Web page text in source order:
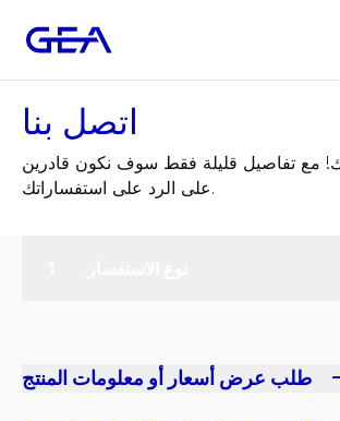
اتصل بنا
مع تفاصيل قليلة فقط سوف نكون قادرين
على الرد على استفساراتك.
طلب عرض أسعار أو معلومات المنتج